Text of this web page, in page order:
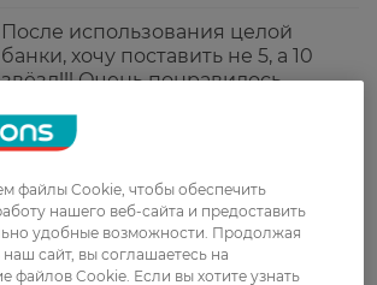
После использования целой
банки, хочу поставить не 5, а 10
звёзд!!! Очень понравилось
море, так как всегда кожа быстро
получает ожог от солнца, могу
сказать, этот крем меня спасал,
наносила после душа, кожа как
шелк, нет жирного и липкого слоя,
впитывается почти сразу, после
нанесения кожа мягкая, нежная,
файлы Cookie, чтобы обеспечить
нашего веб-сайта и предоставить
удобные возможности. Продолжая
наш сайт, вы соглашаетесь на
файлов Cookie. Если вы хотите узнать